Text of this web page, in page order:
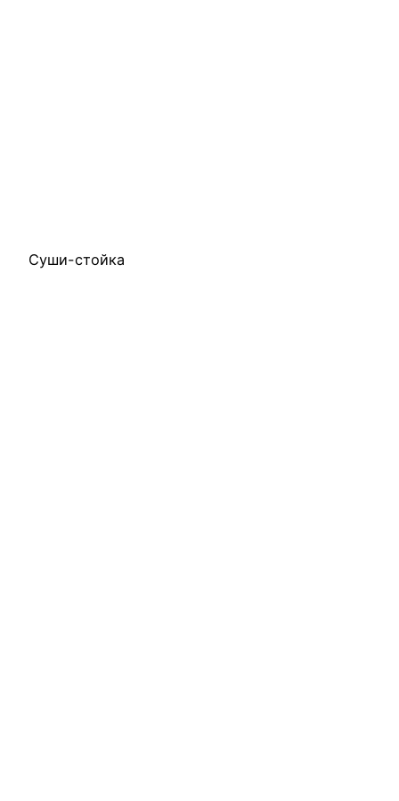
Суши-стойка